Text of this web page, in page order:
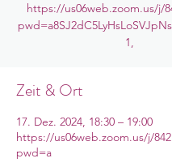
https://us06web.zoom.us/j/
1,
Zeit & Ort
17. Dez. 2024, 18:30 – 19:00
https://us06web.zoom.us/j/
pwd=a